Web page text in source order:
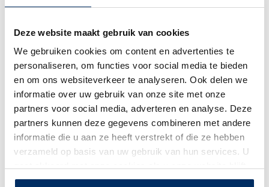
Deze website maakt gebruik van cookies
We gebruiken cookies om content en advertenties te
personaliseren, om functies voor social media te bieden
en om ons websiteverkeer te analyseren. Ook delen we
informatie over uw gebruik van onze site met onze
partners voor social media, adverteren en analyse. Deze
partners kunnen deze gegevens combineren met andere
informatie die u aan ze heeft verstrekt of die ze hebben
verzameld op basis van uw gebruik van hun services. U
gebruiken.
0 tot 3 maanden
3 tot 6 maanden
6+ maanden
Onbekend
Interesse (Vereist)